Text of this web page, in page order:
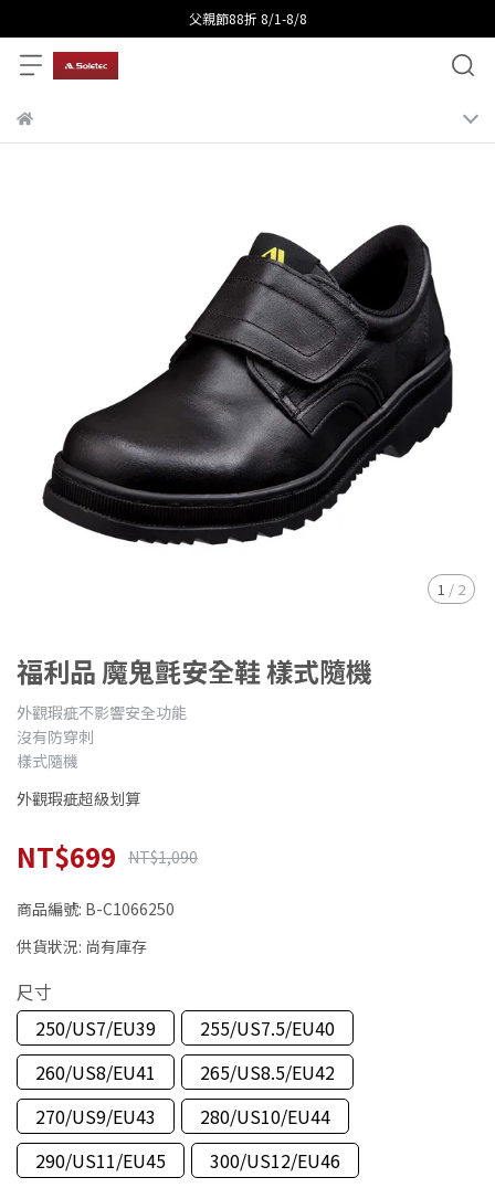
父親節88折 8/1-8/8
1 / 2
福利品 魔鬼氈安全鞋 樣式隨機
外觀瑕疵不影響安全功能
沒有防穿刺
樣式隨機
外觀瑕疵超級划算
NT$699 NT$1,090
商品編號: B-C1066250
供貨狀況: 尚有庫存
尺寸
250/US7/EU39
255/US7.5/EU40
260/US8/EU41
265/US8.5/EU42
270/US9/EU43
280/US10/EU44
290/US11/EU45
300/US12/EU46